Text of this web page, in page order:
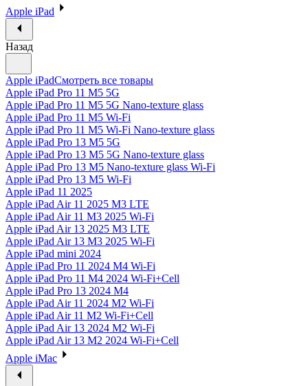
Apple iPad
Назад
Apple iPadСмотреть все товары
Apple iPad Pro 11 M5 5G
Apple iPad Pro 11 M5 5G Nano-texture glass
Apple iPad Pro 11 M5 Wi-Fi
Apple iPad Pro 11 M5 Wi-Fi Nano-texture glass
Apple iPad Pro 13 M5 5G
Apple iPad Pro 13 M5 5G Nano-texture glass
Apple iPad Pro 13 M5 Nano-texture glass Wi-Fi
Apple iPad Pro 13 M5 Wi-Fi
Apple iPad 11 2025
Apple iPad Air 11 2025 M3 LTE
Apple iPad Air 11 M3 2025 Wi-Fi
Apple iPad Air 13 2025 M3 LTE
Apple iPad Air 13 M3 2025 Wi-Fi
Apple iPad mini 2024
Apple iPad Pro 11 2024 M4 Wi-Fi
Apple iPad Pro 11 M4 2024 Wi-Fi+Cell
Apple iPad Pro 13 2024 M4
Apple iPad Air 11 2024 M2 Wi-Fi
Apple iPad Air 11 M2 Wi-Fi+Cell
Apple iPad Air 13 2024 M2 Wi-Fi
Apple iPad Air 13 M2 2024 Wi-Fi+Cell
Apple iMac